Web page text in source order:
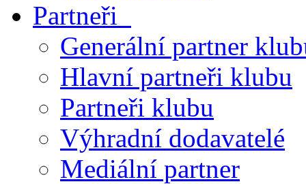
Partneři
Generální partner
Hlavní partneři klubu
Partneři klubu
Výhradní dodavatelé
Mediální partner